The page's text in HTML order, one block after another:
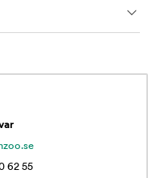
62 55